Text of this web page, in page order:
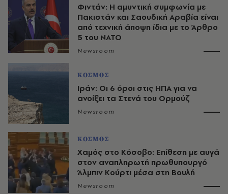
Φιντάν: Η αμυντική συμφωνία με
Πακιστάν και Σαουδική Αραβία είναι
από τεχνική άποψη ίδια με τo Άρθρο
5 του ΝΑΤΟ
Newsroom
ΚΟΣΜΟΣ
Ιράν: Οι 6 όροι στις ΗΠΑ για να
ανοίξει τα Στενά του Ορμούζ
Newsroom
ΚΟΣΜΟΣ
Χαμός στο Κόσοβο: Επίθεση με αυγά
στον αναπληρωτή πρωθυπουργό
Άλμπιν Κούρτι μέσα στη Βουλή
Newsroom